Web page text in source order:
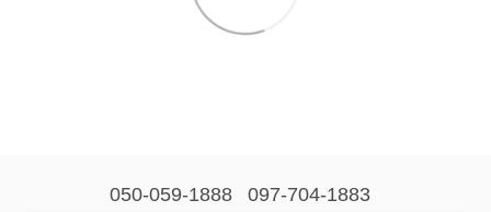
050-059-1888 097-704-1883